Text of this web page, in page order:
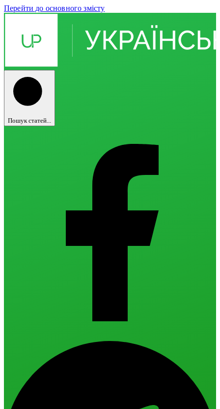
Перейти до основного змісту
Пошук статей...